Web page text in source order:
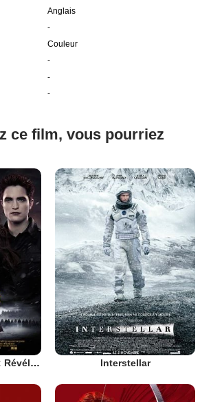
Anglais
-
Couleur
-
-
-
ce film, vous pourriez
Twilight - Chapitre 5 : Révélation 2e partie Interstellar